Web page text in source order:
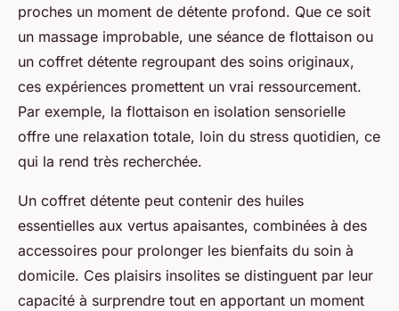
proches un moment de détente profond. Que ce soit
un massage improbable, une séance de flottaison ou
un coffret détente regroupant des soins originaux,
ces expériences promettent un vrai ressourcement.
Par exemple, la flottaison en isolation sensorielle
offre une relaxation totale, loin du stress quotidien, ce
qui la rend très recherchée.
Un coffret détente peut contenir des huiles
essentielles aux vertus apaisantes, combinées à des
accessoires pour prolonger les bienfaits du soin à
domicile. Ces plaisirs insolites se distinguent par leur
capacité à surprendre tout en apportant un moment